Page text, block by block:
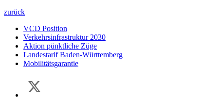
zurück
VCD Position
Verkehrsinfrastruktur 2030
Aktion pünktliche Züge
Landestarif Baden-Württemberg
Mobilitätsgarantie